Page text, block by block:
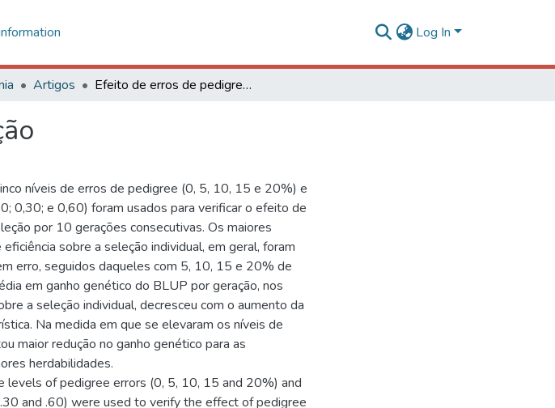
Log In
Artigos Efeito de erros de pedigree na seleção
níveis de erros de pedigree (0, 5, 10, 15 e 20%) e
0,30; e 0,60) foram usados para verificar o efeito de
por 10 gerações consecutivas. Os maiores
sobre a seleção individual, em geral, foram
erro, seguidos daqueles com 5, 10, 15 e 20% de
em ganho genético do BLUP por geração, nos
a seleção individual, decresceu com o aumento da
Na medida em que se elevaram os níveis de
maior redução no ganho genético para as
herdabilidades.
levels of pedigree errors (0, 5, 10, 15 and 20%) and
and .60) were used to verify the effect of pedigree